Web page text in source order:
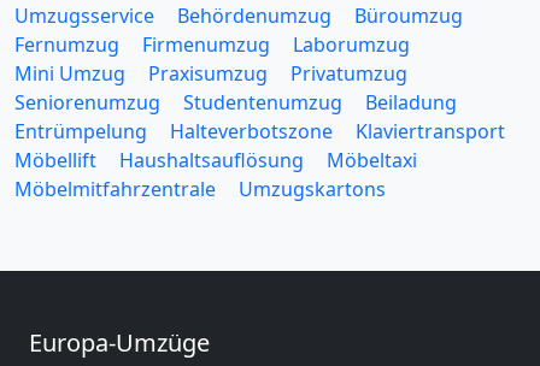
Umzugsservice Behördenumzug
Büroumzug
Fernumzug
Firmenumzug
Laborumzug
Mini Umzug
Praxisumzug
Privatumzug
Seniorenumzug
Studentenumzug
Beiladung
Entrümpelung
Halteverbotszone
Klaviertransport
Möbellift
Haushaltsauflösung
Möbeltaxi
Möbelmitfahrzentrale
Umzugskartons
Europa-Umzüge